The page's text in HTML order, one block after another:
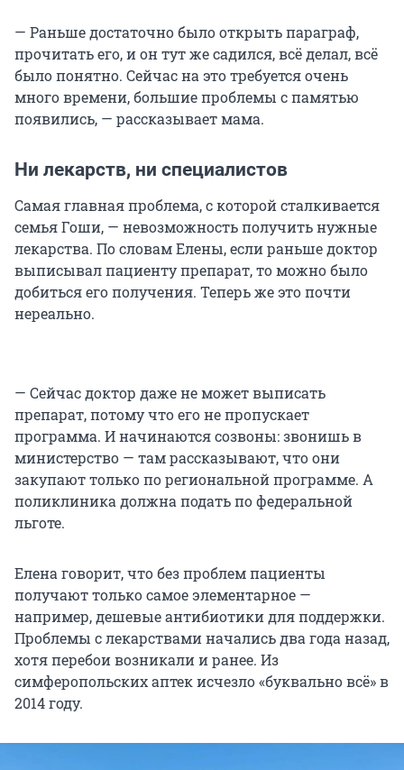
— Раньше достаточно было открыть параграф,
прочитать его, и он тут же садился, всё делал, всё
было понятно. Сейчас на это требуется очень
много времени, большие проблемы с памятью
появились, — рассказывает мама.
Ни лекарств, ни специалистов
Самая главная проблема, с которой сталкивается
семья Гоши, — невозможность получить нужные
лекарства. По словам Елены, если раньше доктор
выписывал пациенту препарат, то можно было
добиться его получения. Теперь же это почти
нереально.
— Сейчас доктор даже не может выписать
препарат, потому что его не пропускает
программа. И начинаются созвоны: звонишь в
министерство — там рассказывают, что они
закупают только по региональной программе. А
поликлиника должна подать по федеральной
льготе.
Елена говорит, что без проблем пациенты
получают только самое элементарное —
например, дешевые антибиотики для поддержки.
Проблемы с лекарствами начались два года назад,
хотя перебои возникали и ранее. Из
симферопольских аптек исчезло «буквально всё» в
2014 году.